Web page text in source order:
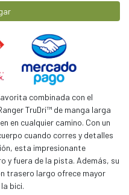
combinada con el
TruDri™ de manga larga
en cualquier camino. Con un
cuando corres y detalles
esta impresionante
y fuera de la pista. Además, su
trasero largo ofrece mayor
bici.